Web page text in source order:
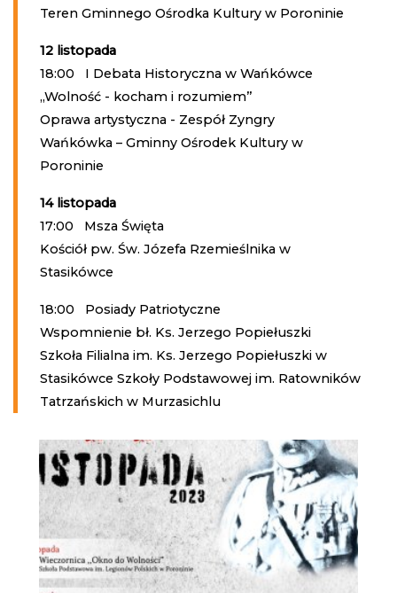
Teren Gminnego Ośrodka Kultury w Poroninie
12 listopada
18:00 I Debata Historyczna w Wańkówce
,,Wolność - kocham i rozumiem’’
Oprawa artystyczna - Zespół Zyngry
Wańkówka – Gminny Ośrodek Kultury w
Poroninie
14 listopada
17:00 Msza Święta
Kościół pw. Św. Józefa Rzemieślnika w
Stasikówce
18:00 Posiady Patriotyczne
Wspomnienie bł. Ks. Jerzego Popiełuszki
Szkoła Filialna im. Ks. Jerzego Popiełuszki w
Stasikówce Szkoły Podstawowej im. Ratowników
Tatrzańskich w Murzasichlu